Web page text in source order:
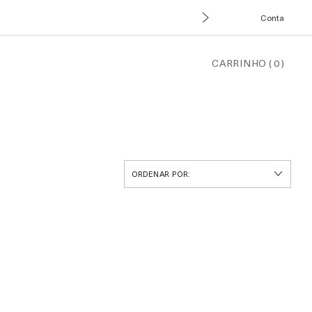
Conta
CARRINHO (0)
ORDENAR POR: